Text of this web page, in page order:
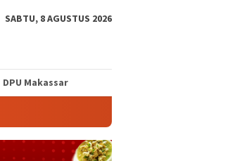
SABTU, 8 AGUSTUS 2026
DPU Makassar